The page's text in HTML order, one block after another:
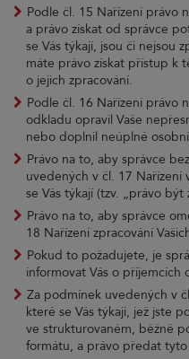
Podle čl. 15 Nařízení právo
a právo získat od správce
se Vás týkají, jsou či nejsou
máte právo získat přístup k
o jejich zpracování.
Podle čl. 16 Nařízení právo
odkladu opravil Vaše
nebo doplnil neúplné
Právo na to, aby správce
uvedených v čl. 17 Nařízení
se Vás týkají (tzv. „právo být
Právo na to, aby správce
18 Nařízení zpracování
Pokud to požadujete, je
informovat Vás o příjemcích
Za podmínek uvedených v
které se Vás týkají, jež jste
ve strukturovaném, běžně
formátu, a právo předat